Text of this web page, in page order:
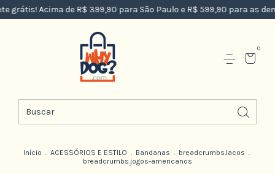
Acima de R$ 399,90 para São Paulo e R$ 599,90 para as
0
Início . ACESSÓRIOS E ESTILO . Bandanas . breadcrumbs.lacos .
breadcrumbs.jogos-americanos